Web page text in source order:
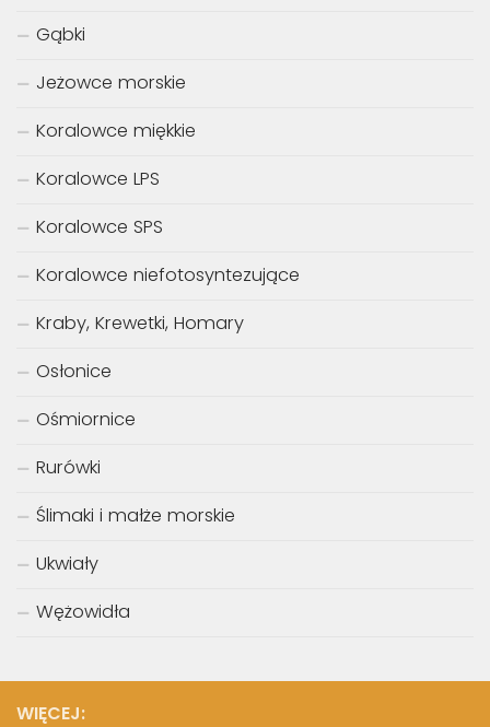
Gąbki
Jeżowce morskie
Koralowce miękkie
Koralowce LPS
Koralowce SPS
Koralowce niefotosyntezujące
Kraby, Krewetki, Homary
Osłonice
Ośmiornice
Rurówki
Ślimaki i małże morskie
Ukwiały
Wężowidła
WIĘCEJ: